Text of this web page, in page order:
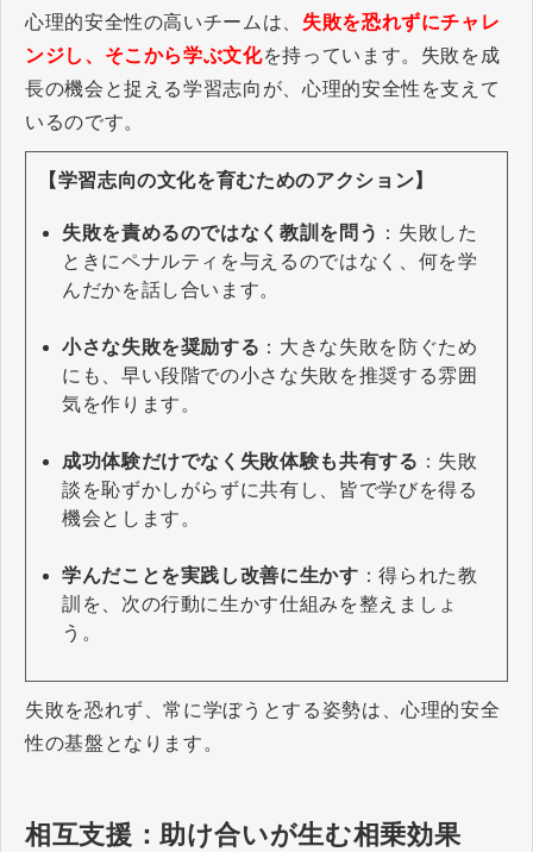
心理的安全性の高いチームは、 失敗を恐れずにチャレ
ンジし、そこから学ぶ文化を持っています。失敗を成
長の機会と捉える学習志向が、心理的安全性を支えて
いるのです。
【学習志向の文化を育むためのアクション】
失敗を責めるのではなく教訓を問う ：失敗した
ときにペナルティを与えるのではなく、何を学
んだかを話し合います。
小さな失敗を奨励する ：大きな失敗を防ぐため
にも、早い段階での小さな失敗を推奨する雰囲
気を作ります。
成功体験だけでなく失敗体験も共有する ：失敗
談を恥ずかしがらずに共有し、皆で学びを得る
機会とします。
学んだことを実践し改善に生かす ：得られた教
訓を、次の行動に生かす仕組みを整えましょ
う。
失敗を恐れず、常に学ぼうとする姿勢は、心理的安全
性の基盤となります。
相互支援：助け合いが生む相乗効果